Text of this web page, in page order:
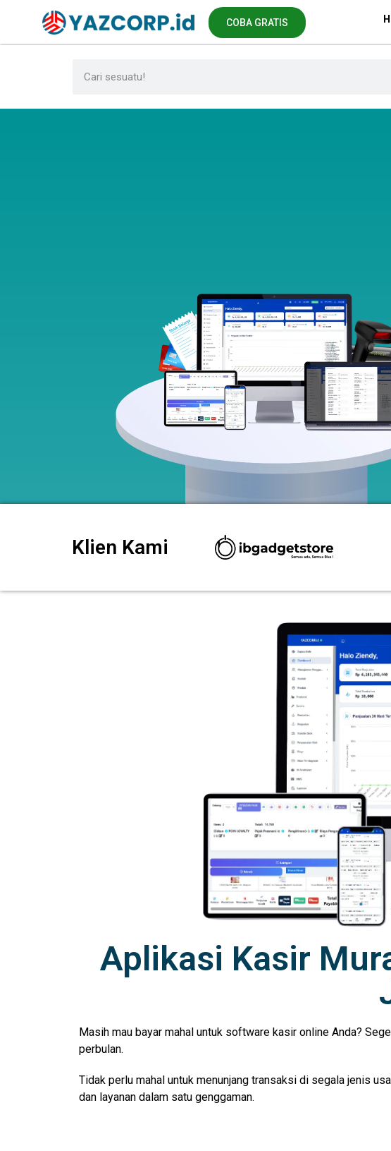
COBA GRATIS
Klien Kami
Aplikasi Kasir
Masih mau bayar mahal untuk software kasir online Anda?
perbulan.
Tidak perlu mahal untuk menunjang transaksi di segala jenis
dan layanan dalam satu genggaman.